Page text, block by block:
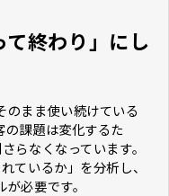
終わり」にし
のまま使い続けている
の課題は変化するた
らなくなっています。
ているか」を分析し、
必要です。